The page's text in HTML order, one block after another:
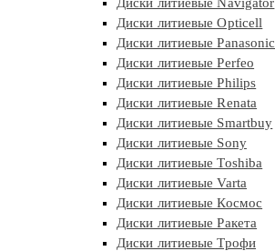
Диски литиевые Opticell
Диски литиевые Panasonic
Диски литиевые Perfeo
Диски литиевые Philips
Диски литиевые Renata
Диски литиевые Smartbuy
Диски литиевые Sony
Диски литиевые Toshiba
Диски литиевые Varta
Диски литиевые Космос
Диски литиевые Ракета
Диски литиевые Трофи